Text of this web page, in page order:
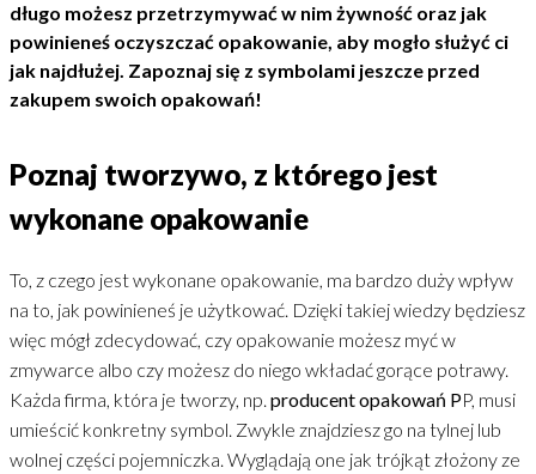
długo możesz przetrzymywać w nim żywność oraz jak
powinieneś oczyszczać opakowanie, aby mogło służyć ci
jak najdłużej. Zapoznaj się z symbolami jeszcze przed
zakupem swoich opakowań!
Poznaj tworzywo, z którego jest
wykonane opakowanie
To, z czego jest wykonane opakowanie, ma bardzo duży wpływ
na to, jak powinieneś je użytkować. Dzięki takiej wiedzy będziesz
więc mógł zdecydować, czy opakowanie możesz myć w
zmywarce albo czy możesz do niego wkładać gorące potrawy.
Każda firma, która je tworzy, np. producent opakowań PP, musi
umieścić konkretny symbol. Zwykle znajdziesz go na tylnej lub
wolnej części pojemniczka. Wyglądają one jak trójkąt złożony ze